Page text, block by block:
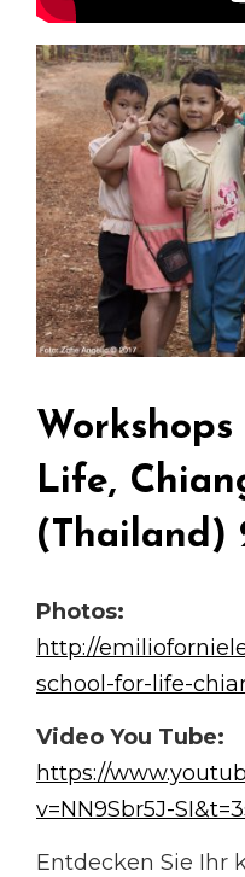
Life,
(Thailand)
Photos:
http://
school-for-life-
Video You Tube:
https://
v=NN9Sbr5J-
Entdecken Sie Ihr